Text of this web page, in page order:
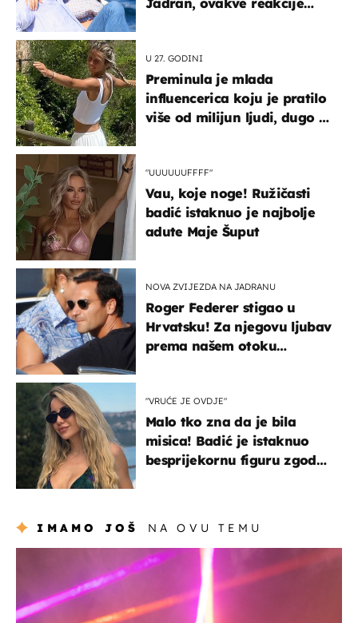
U 27. GODINI
Preminula je mlada
influencerica koju je pratilo
više od milijun ljudi, dugo se
"UUUUUUFFFF"
Vau, koje noge! Ružičasti
badić istaknuo je najbolje
adute Maje Šuput
NOVA ZVIJEZDA NA JADRANU
Roger Federer stigao u
Hrvatsku! Za njegovu ljubav
prema našem otoku
"VRUĆE JE OVDJE"
Malo tko zna da je bila
misica! Badić je istaknuo
besprijekornu figuru zgodne
IMAMO JOŠ NA OVU TEMU